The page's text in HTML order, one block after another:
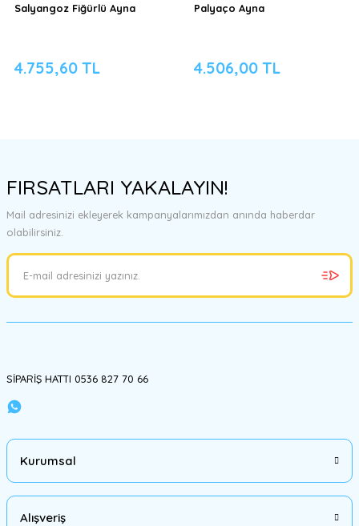
Salyangoz Fiğürlü Ayna
4.755,60 TL
Palyaço Ayna
4.506,00 TL
FIRSATLARI YAKALAYIN!
Mail adresinizi ekleyerek kampanyalarımızdan anında haberdar
olabilirsiniz.
SİPARİŞ HATTI 0536 827 70 66
Kurumsal
Alışveriş